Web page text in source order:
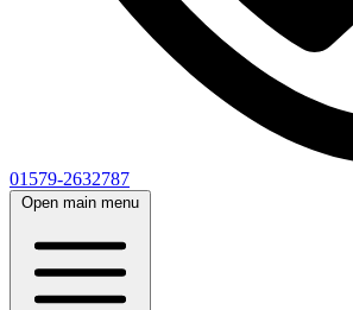
01579-2632787
Open main menu